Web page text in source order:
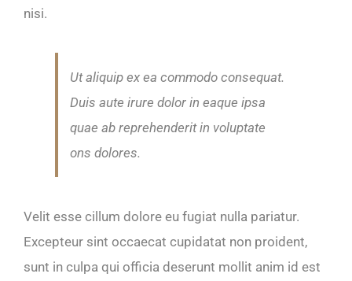
nisi.
Ut aliquip ex ea commodo consequat.
Duis aute irure dolor in eaque ipsa
quae ab reprehenderit in voluptate
ons dolores.
Velit esse cillum dolore eu fugiat nulla pariatur.
Excepteur sint occaecat cupidatat non proident,
sunt in culpa qui officia deserunt mollit anim id est